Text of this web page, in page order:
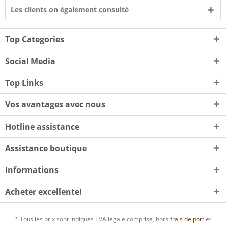
Les clients on également consulté
Top Categories
Social Media
Top Links
Vos avantages avec nous
Hotline assistance
Assistance boutique
Informations
Acheter excellente!
* Tous les prix sont indiqués TVA légale comprise, hors frais de portet